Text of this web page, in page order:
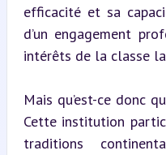
efficacité et sa
d’un engagement
intérêts de la classe
Mais qu’est-ce donc
Cette institution
traditions